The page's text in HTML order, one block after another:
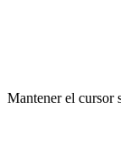
Mantener el cursor